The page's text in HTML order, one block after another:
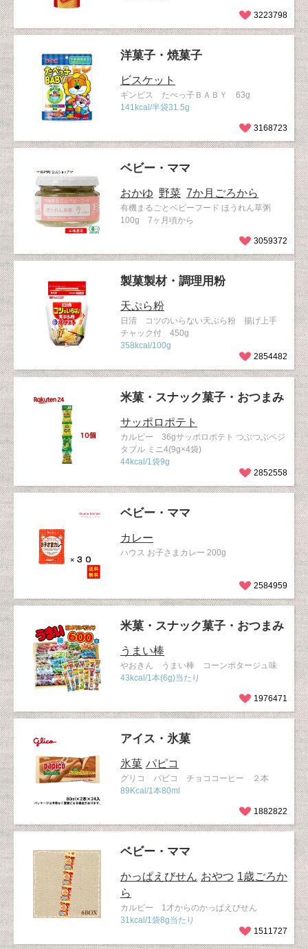
3223798
洋菓子・焼菓子
ビスケット
ギンビス たべっ子ＢＡＢＹ 63g
141kcal/半袋31.5g
3168723
ベビー・ママ
おかゆ 野菜 7か月ごろから
有機まるごとベビーフード ほうれん草粥
100g 7ヶ月頃から
3059372
製菓製材・調理用粉
天ぷら粉
日清 コツのいらない天ぷら粉 揚げ上手
チャック付 450g
358kcal/100g
2854482
米菓・スナック菓子・おつまみ
サッポロポテト
カルビー 36gサッポロポテト つぶつぶベジ
タブル ミニ4(9g×4袋)
44kcal/1袋9g
2852558
ベビー・ママ
カレー
ハウス お子さまカレー 200g
2584959
米菓・スナック菓子・おつまみ
うまい棒
やおきん うまい棒 コーンポタージュ味
43kcal/1本(6g)当たり
1976471
アイス・氷菓
氷菓 パピコ
グリコ パピコ チョココーヒー ２本
89Kcal/1本80ml
1882822
ベビー・ママ
かっぱえびせん おやつ 1歳ごろか
ら
カルビー 1才からのかっぱえびせん
31kcal/1袋8g当たり
1511727